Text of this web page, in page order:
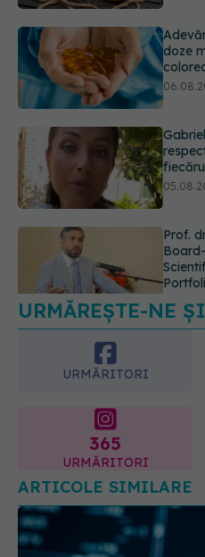
Prof.
și DC
URMĂREȘTE-NE
URMĂRITORI
365
URMĂRITORI